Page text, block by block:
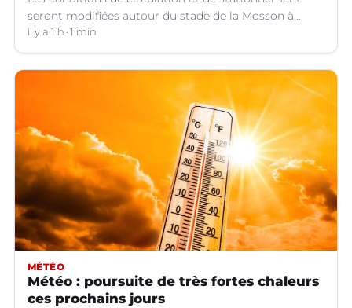
seront modifiées autour du stade de la Mosson à
Montpellier (Hérault) pour le match contre Dijon.
il y a 1 h 1 min
MÉTÉO
Météo : poursuite de très fortes chaleurs
ces prochains jours